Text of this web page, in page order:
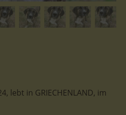
lebt in GRIECHENLAND, im